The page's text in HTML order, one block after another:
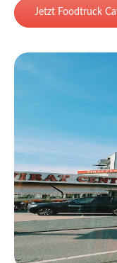
Jetzt Foodtruck